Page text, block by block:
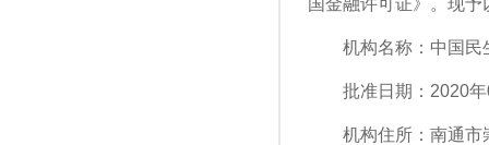
国金融许可证》。现予
机构名称：中国民
批准日期：2020
机构住所：南通市